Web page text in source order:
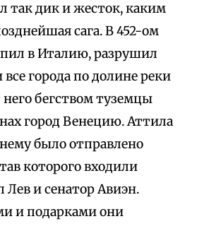
так дик и жесток, каким
сага. В 452-ом
в Италию, разрушил
города по долине реки
бегством туземцы
город Венецию. Аттила
было отправлено
которого входили
и сенатор Авиэн.
и подарками они